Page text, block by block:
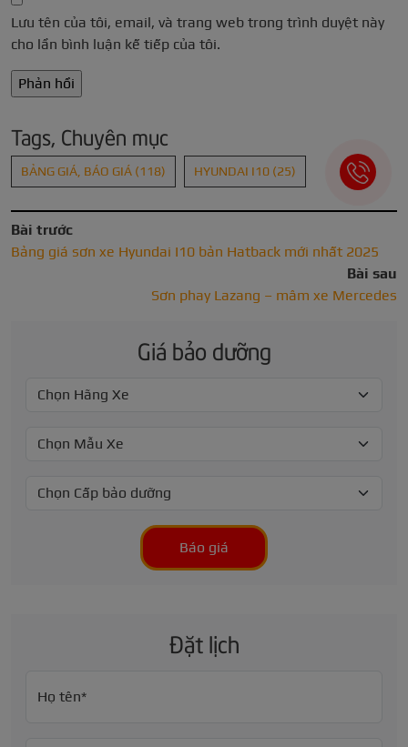
Lưu tên của tôi, email, và trang web trong trình duyệt này
cho lần bình luận kế tiếp của tôi.
Tags, Chuyên mục
BẢNG GIÁ, BÁO GIÁ (118) HYUNDAI I10 (25)
Bài trước
Bảng giá sơn xe Hyundai I10 bản Hatback mới nhất 2025
Bài sau
Sơn phay Lazang – mâm xe Mercedes
Giá bảo dưỡng
Báo giá
Đặt lịch
Họ tên*